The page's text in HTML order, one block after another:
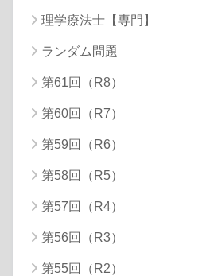
理学療法士【専門】
ランダム問題
第61回（R8）
第60回（R7）
第59回（R6）
第58回（R5）
第57回（R4）
第56回（R3）
第55回（R2）